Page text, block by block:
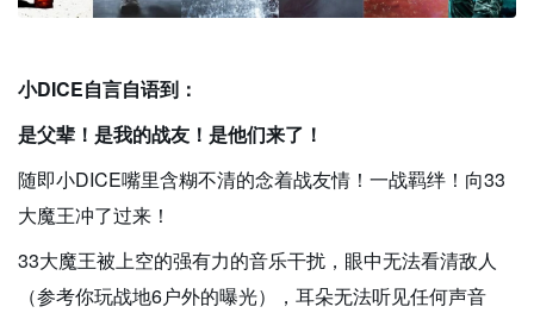
小DICE自言自语到：
是父辈！是我的战友！是他们来了！
随即小DICE嘴里含糊不清的念着战友情！一战羁绊！向33
大魔王冲了过来！
33大魔王被上空的强有力的音乐干扰，眼中无法看清敌人
（参考你玩战地6户外的曝光），耳朵无法听见任何声音